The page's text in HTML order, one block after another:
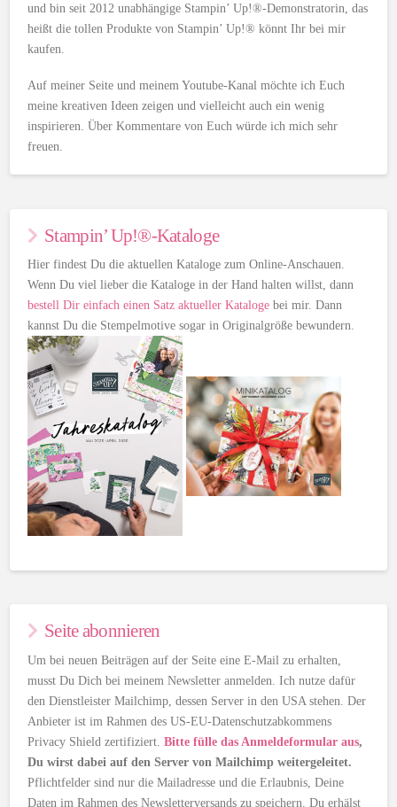
und bin seit 2012 unabhängige Stampin’ Up!®-Demonstratorin, das
heißt die tollen Produkte von Stampin’ Up!® könnt Ihr bei mir
kaufen.
Auf meiner Seite und meinem Youtube-Kanal möchte ich Euch
meine kreativen Ideen zeigen und vielleicht auch ein wenig
inspirieren. Über Kommentare von Euch würde ich mich sehr
freuen.
Stampin’ Up!®-Kataloge
Hier findest Du die aktuellen Kataloge zum Online-Anschauen.
Wenn Du viel lieber die Kataloge in der Hand halten willst, dann
bestell Dir einfach einen Satz aktueller Kataloge bei mir. Dann
kannst Du die Stempelmotive sogar in Originalgröße bewundern.
Seite abonnieren
Um bei neuen Beiträgen auf der Seite eine E-Mail zu erhalten,
musst Du Dich bei meinem Newsletter anmelden. Ich nutze dafür
den Dienstleister Mailchimp, dessen Server in den USA stehen. Der
Anbieter ist im Rahmen des US-EU-Datenschutzabkommens
Privacy Shield zertifiziert.Bitte fülle das Anmeldeformular aus,
Du wirst dabei auf den Server von Mailchimp weitergeleitet.
Pflichtfelder sind nur die Mailadresse und die Erlaubnis, Deine
Daten im Rahmen des Newsletterversands zu speichern. Du erhälst